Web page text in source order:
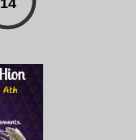
14